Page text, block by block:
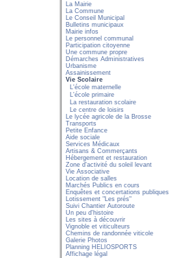
La Mairie
La Commune
Le Conseil Municipal
Bulletins municipaux
Mairie infos
Le personnel communal
Participation citoyenne
Une commune propre
Démarches Administratives
Urbanisme
Assainissement
Vie Scolaire
L'école maternelle
L'école primaire
La restauration scolaire
Le centre de loisirs
Le lycée agricole de la Brosse
Transports
Petite Enfance
Aide sociale
Services Médicaux
Artisans & Commerçants
Hébergement et restauration
Zone d'activité du soleil levant
Vie Associative
Location de salles
Marchés Publics en cours
Enquêtes et concertations publiques
Lotissement "Les prés"
Suivi Chantier Autoroute
Un peu d'histoire
Les sites à découvrir
Vignoble et viticulteurs
Chemins de randonnée viticole
Galerie Photos
Planning HELIOSPORTS
Affichage légal